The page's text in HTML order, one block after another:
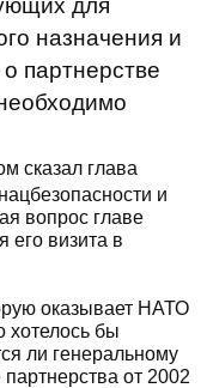
для
назначения и
партнерстве
сказал глава
и
вопрос главе
его визита в
оказывает НАТО
хотелось бы
ли генеральному
от 2002